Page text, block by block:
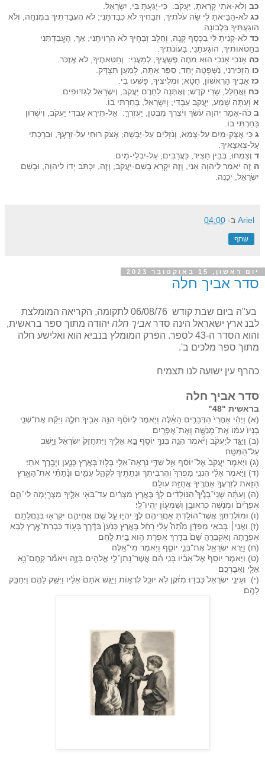
כב וְלֹא-אֹתִי קָרָאתָ, יַעֲקֹב: כִּי-יָגַעְתָּ בִּי, יִשְׂרָאֵל.
כג לֹא-הֵבֵיאתָ לִּי שֵׂה עֹלֹתֶיךָ, וּזְבָחֶיךָ לֹא כִבַּדְתָּנִי; לֹא הֶעֱבַדְתִּיךָ בְּמִנְחָה, וְלֹא
הוֹגַעְתִּיךָ בִּלְבוֹנָה.
כד לֹא-קָנִיתָ לִּי בַכֶּסֶף קָנֶה, וְחֵלֶב זְבָחֶיךָ לֹא הִרְוִיתָנִי; אַךְ, הֶעֱבַדְתַּנִי
בְּחַטֹּאותֶיךָ, הוֹגַעְתַּנִי, בַּעֲו‍ֹנֹתֶיךָ.
כה אָנֹכִי אָנֹכִי הוּא מֹחֶה פְשָׁעֶיךָ, לְמַעֲנִי: וְחַטֹּאתֶיךָ, לֹא אֶזְכֹּר.
כו הַזְכִּירֵנִי, נִשָּׁפְטָה יָחַד; סַפֵּר אַתָּה, לְמַעַן תִּצְדָּק.
כז אָבִיךָ הָרִאשׁוֹן, חָטָא; וּמְלִיצֶיךָ, פָּשְׁעוּ בִי.
כח וַאֲחַלֵּל, שָׂרֵי קֹדֶשׁ; וְאֶתְּנָה לַחֵרֶם יַעֲקֹב, וְיִשְׂרָאֵל לְגִדּוּפִים.
א וְעַתָּה שְׁמַע, יַעֲקֹב עַבְדִּי; וְיִשְׂרָאֵל, בָּחַרְתִּי בוֹ.
ב כֹּה-אָמַר יְהוָה עֹשֶׂךָ וְיֹצֶרְךָ מִבֶּטֶן, יַעְזְרֶךָּ: אַל-תִּירָא עַבְדִּי יַעֲקֹב, וִישֻׁרוּן
בָּחַרְתִּי בוֹ.
ג כִּי אֶצָּק-מַיִם עַל-צָמֵא, וְנֹזְלִים עַל-יַבָּשָׁה; אֶצֹּק רוּחִי עַל-זַרְעֶךָ, וּבִרְכָתִי
עַל-צֶאֱצָאֶיךָ.
ד וְצָמְחוּ, בְּבֵין חָצִיר, כַּעֲרָבִים, עַל-יִבְלֵי-מָיִם.
ה זֶה יֹאמַר לַיהוָה אָנִי, וְזֶה יִקְרָא בְשֵׁם-יַעֲקֹב; וְזֶה, יִכְתֹּב יָדוֹ לַיהוָה, וּבְשֵׁם
יִשְׂרָאֵל, יְכַנֶּה.
Ariel ב- 04:00
שתף
יום ראשון, 15 באוקטובר 2023
סדר אביך חלה
בע"ה ביום שבת קודש 06/08/76 לתקומה, הקריאה המומלצת
לבנ ארץ ישאראל הינה סדראביך חלה יהודה מתוך ספר בראשית,
והוא הסדר ה-43 לספר. הפרק המומלץ בנביא הוא ואלישע חלה
מתוך ספר מלכים ב'.
כהרף עין ישועה לנו תצמיח
סדר אביך חלה
בראשית "48"
(א) וַיְהִ֗י אַחֲרֵי֙ הַדְּבָרִ֣ים הָאֵ֔לֶּה וַיֹּ֣אמֶר לְיוֹסֵ֔ף הִנֵּ֥ה אָבִ֖יךָ חֹלֶ֑ה וַיִּקַּ֞ח אֶת־שְׁנֵ֤י
בָנָיו֙ עִמּ֔וֹ אֶת־מְנַשֶּׁ֖ה וְאֶת־אֶפְרָֽיִם׃
(ב) וַיַּגֵּ֣ד לְיַעֲקֹ֔ב וַיֹּ֕אמֶר הִנֵּ֛ה בִּנְךָ֥ יוֹסֵ֖ף בָּ֣א אֵלֶ֑יךָ וַיִּתְחַזֵּק֙ יִשְׂרָאֵ֔ל וַיֵּ֖שֶׁב
עַל־הַמִּטָּֽה׃
(ג) וַיֹּ֤אמֶר יַעֲקֹב֙ אֶל־יוֹסֵ֔ף אֵ֥ל שַׁדַּ֛י נִרְאָֽה־אֵלַ֥י בְּל֖וּז בְּאֶ֣רֶץ כְּנָ֑עַן וַיְבָ֖רֶךְ אֹתִֽי׃
(ד) וַיֹּ֣אמֶר אֵלַ֗י הִנְנִ֤י מַפְרְךָ֙ וְהִרְבִּיתִ֔ךָ וּנְתַתִּ֖יךָ לִקְהַ֣ל עַמִּ֑ים וְנָ֨תַתִּ֜י אֶת־הָאָ֧רֶץ
הַזֹּ֛את לְזַרְעֲךָ֥ אַחֲרֶ֖יךָ אֲחֻזַּ֥ת עוֹלָֽם׃
(ה) וְעַתָּ֡ה שְׁנֵֽי־בָנֶ֩יךָ֩ הַנּוֹלָדִ֨ים לְךָ֜ בְּאֶ֣רֶץ מִצְרַ֗יִם עַד־בֹּאִ֥י אֵלֶ֛יךָ מִצְרַ֖יְמָה לִי־הֵ֑ם
אֶפְרַ֙יִם֙ וּמְנַשֶּׁ֔ה כִּרְאוּבֵ֥ן וְשִׁמְע֖וֹן יִֽהְיוּ־לִֽי׃
(ו) וּמוֹלַדְתְּךָ֛ אֲשֶׁר־הוֹלַ֥דְתָּ אַחֲרֵיהֶ֖ם לְךָ֣ יִהְי֑וּ עַ֣ל שֵׁ֧ם אֲחֵיהֶ֛ם יִקָּרְא֖וּ בְּנַחֲלָתָֽם׃
(ז) וַאֲנִ֣י׀ בְּבֹאִ֣י מִפַּדָּ֗ן מֵ֩תָה֩ עָלַ֨י רָחֵ֜ל בְּאֶ֤רֶץ כְּנַ֙עַן֙ בַּדֶּ֔רֶךְ בְּע֥וֹד כִּבְרַת־אֶ֖רֶץ לָבֹ֣א
אֶפְרָ֑תָה וָאֶקְבְּרֶ֤הָ שָּׁם֙ בְּדֶ֣רֶךְ אֶפְרָ֔ת הִ֖וא בֵּ֥ית לָֽחֶם׃
(ח) וַיַּ֥רְא יִשְׂרָאֵ֖ל אֶת־בְּנֵ֣י יוֹסֵ֑ף וַיֹּ֖אמֶר מִי־אֵֽלֶּה׃
(ט) וַיֹּ֤אמֶר יוֹסֵף֙ אֶל־אָבִ֔יו בָּנַ֣י הֵ֔ם אֲשֶׁר־נָֽתַן־לִ֥י אֱלֹהִ֖ים בָּזֶ֑ה וַיֹּאמַ֕ר קָֽחֶם־נָ֥א
אֵלַ֖י וַאֲבָרְכֵֽם׃
(י) וְעֵינֵ֤י יִשְׂרָאֵל֙ כָּבְד֣וּ מִזֹּ֔קֶן לֹ֥א יוּכַ֖ל לִרְא֑וֹת וַיַּגֵּ֤שׁ אֹתָם֙ אֵלָ֔יו וַיִּשַּׁ֥ק לָהֶ֖ם וַיְחַבֵּ֥ק
לָהֶֽם׃